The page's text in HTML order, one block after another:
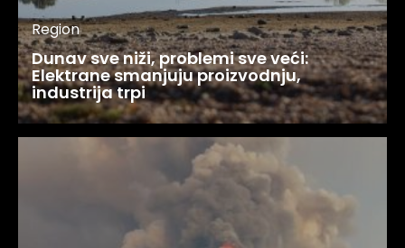
Region
Dunav sve niži, problemi sve veći:
Elektrane smanjuju proizvodnju,
industrija trpi